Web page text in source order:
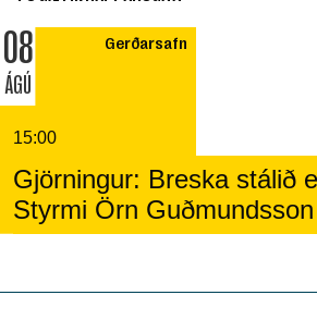
08
ÁGÚ
Gerðarsafn
15:00
Gjörningur: Breska stálið
Styrmi Örn Guðmundsson